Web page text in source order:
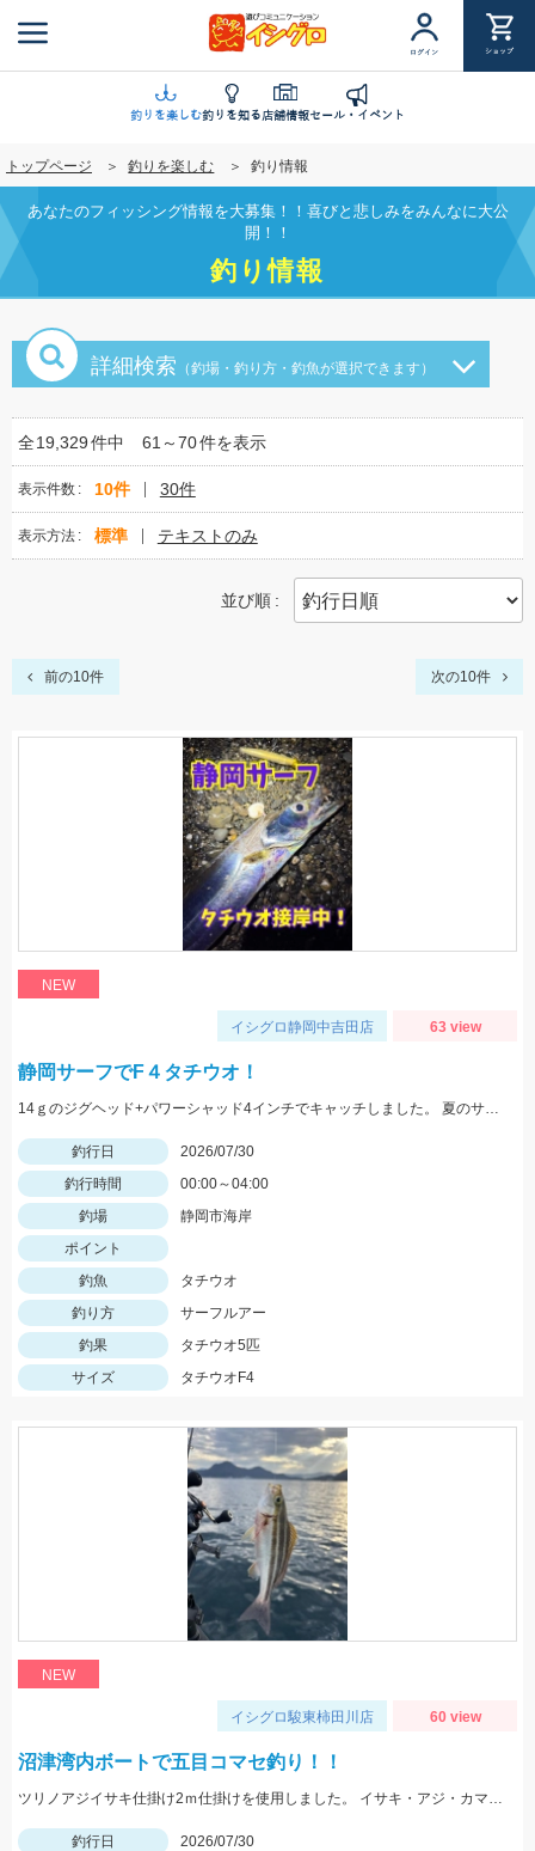
ン
に
移
動
ログイン ショップ
釣りを楽しむ釣りを知る店舗情報セール・イベント
トップページ 釣りを楽しむ 釣り情報
あなたのフィッシング情報を大募集！！喜びと悲しみをみんなに大公
開！！
釣り情報
詳細検索 （釣場・釣り方・釣魚が選択できます）
全19,329件中 61～70件を表示
表示件数 10件 30件
表示方法 標準 テキストのみ
並び順
前の10件 次の10件
NEW
イシグロ静岡中吉田店 63 view
静岡サーフでF４タチウオ！
14ｇのジグヘッド+パワーシャッド4インチでキャッチしました。 夏のサーフタチウオゲームはこれからですね！
釣行日
2026/07/30
釣行時間
00:00～04:00
釣場
静岡市海岸
ポイント
釣魚
タチウオ
釣り方
サーフルアー
釣果
タチウオ5匹
サイズ
タチウオF4
NEW
イシグロ駿東柿田川店 60 view
沼津湾内ボートで五目コマセ釣り！！
ツリノアジイサキ仕掛け2ｍ仕掛けを使用しました。 イサキ・アジ・カマスの魚影が多くいられました。 ハタ系は去年より少なく感じました。 水深は比較的浅い30ｍ前後の根を狙いました。 イサキは小さい個体が多くその中に大きいのが混じっている印象でした。
釣行日
2026/07/30